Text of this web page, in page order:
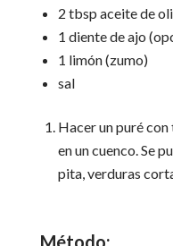
2 tbsp aceite de
1 diente de ajo
1 limón (zumo)
sal
Hacer un puré
en un cuenco. Se
pita, verduras